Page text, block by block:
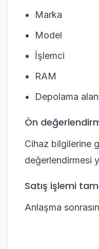
Marka
Model
İşlemci
RAM
Depolama
Ön
Cihaz bilgilerine
değerlendirmesi
Satış işlemi
Anlaşma